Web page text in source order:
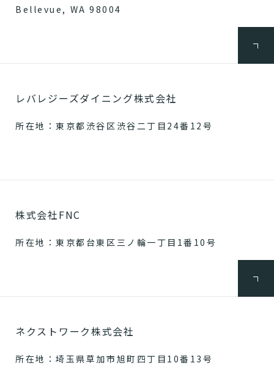
Bellevue, WA 98004
レバレジーズダイニング株式会社
所在地：東京都渋谷区渋谷二丁目24番12号
株式会社FNC
所在地：東京都台東区三ノ輪一丁目1番10号
ネクストワーク株式会社
所在地：埼玉県草加市旭町四丁目10番13号